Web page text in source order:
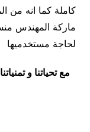
ماركة المهندس
لحاجة مستخدميها
مع تحياتنا و